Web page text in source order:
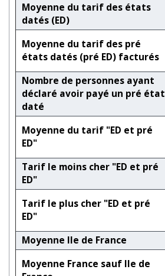
Moyenne du tarif des états
datés (ED)
Moyenne du tarif des pré
états datés (pré ED) facturés
Nombre de personnes ayant
déclaré avoir payé un pré état
daté
Moyenne du tarif "ED et pré
ED"
Tarif le moins cher "ED et pré
ED"
Tarif le plus cher "ED et pré
ED"
Moyenne Ile de France
Moyenne France sauf Ile de